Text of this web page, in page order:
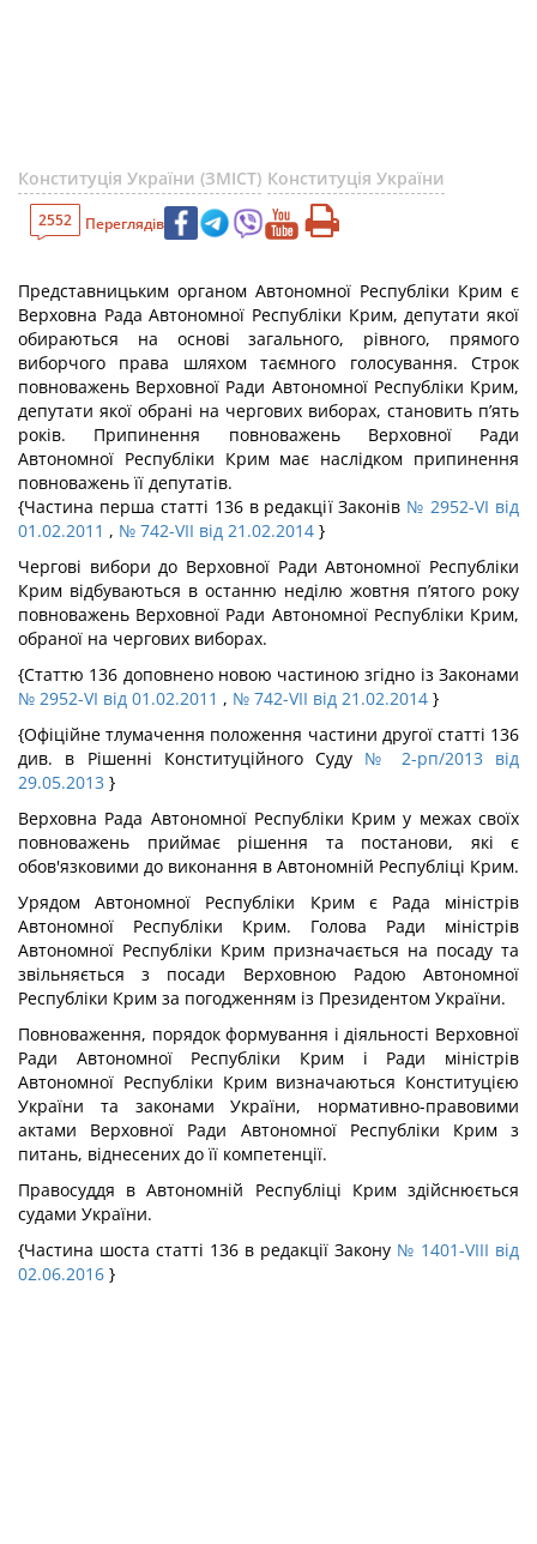
Конституція України (ЗМІСТ) Конституція України
2552 Переглядів
Представницьким органом Автономної Республіки Крим є
Верховна Рада Автономної Республіки Крим, депутати якої
обираються на основі загального, рівного, прямого
виборчого права шляхом таємного голосування. Строк
повноважень Верховної Ради Автономної Республіки Крим,
депутати якої обрані на чергових виборах, становить п’ять
років. Припинення повноважень Верховної Ради
Автономної Республіки Крим має наслідком припинення
повноважень її депутатів.
{Частина перша статті 136 в редакції Законів № 2952-VI від
01.02.2011 , № 742-VII від 21.02.2014 }
Чергові вибори до Верховної Ради Автономної Республіки
Крим відбуваються в останню неділю жовтня п’ятого року
повноважень Верховної Ради Автономної Республіки Крим,
обраної на чергових виборах.
{Статтю 136 доповнено новою частиною згідно із Законами
№ 2952-VI від 01.02.2011 , № 742-VII від 21.02.2014 }
{Офіційне тлумачення положення частини другої статті 136
див. в Рішенні Конституційного Суду № 2-рп/2013 від
29.05.2013 }
Верховна Рада Автономної Республіки Крим у межах своїх
повноважень приймає рішення та постанови, які є
обов'язковими до виконання в Автономній Республіці Крим.
Урядом Автономної Республіки Крим є Рада міністрів
Автономної Республіки Крим. Голова Ради міністрів
Автономної Республіки Крим призначається на посаду та
звільняється з посади Верховною Радою Автономної
Республіки Крим за погодженням із Президентом України.
Повноваження, порядок формування і діяльності Верховної
Ради Автономної Республіки Крим і Ради міністрів
Автономної Республіки Крим визначаються Конституцією
України та законами України, нормативно-правовими
актами Верховної Ради Автономної Республіки Крим з
питань, віднесених до її компетенції.
Правосуддя в Автономній Республіці Крим здійснюється
судами України.
{Частина шоста статті 136 в редакції Закону № 1401-VIII від
02.06.2016 }